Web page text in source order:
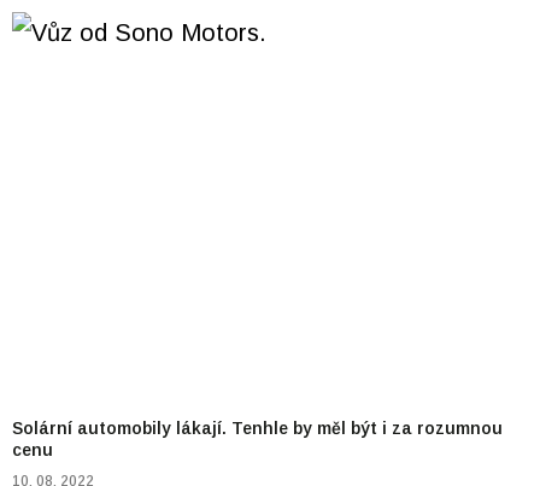
Solární automobily lákají. Tenhle by měl být i za rozumnou
cenu
10. 08. 2022